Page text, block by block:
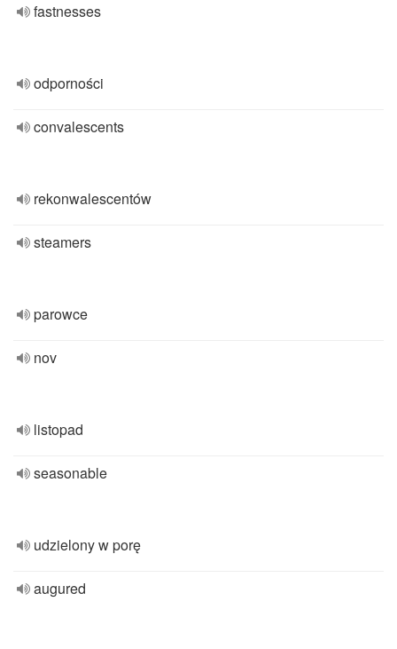
fastnesses
odporności
convalescents
rekonwalescentów
steamers
parowce
nov
listopad
seasonable
udzielony w porę
augured